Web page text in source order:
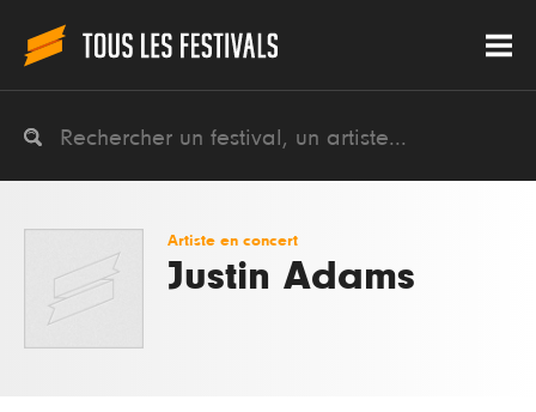
Artiste en concert
Justin Adams